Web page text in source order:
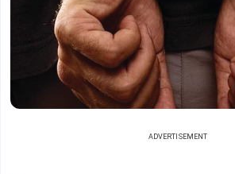
ADVERTISEMENT